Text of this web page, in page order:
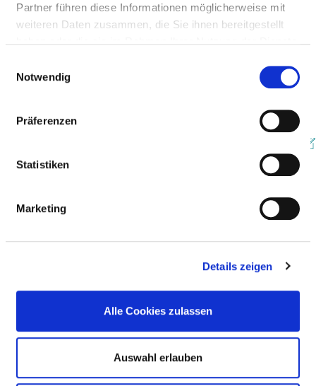
Partner führen diese Informationen möglicherweise mit
weiteren Daten zusammen, die Sie ihnen bereitgestellt
Notwendig
Präferenzen
Statistiken
Marketing
Details zeigen
Alle Cookies zulassen
Auswahl erlauben
Lindenberger Weg 27
Mail:ed.dsj@kinilknegnul
Anfahrt
BASIS-INFOS
Anzahl der Fachabteilungen: 4
Vollstationäre Fallzahl: 6.149
Ambulante Fallzahl: 11.545
Krankenhausträger: Evangelische